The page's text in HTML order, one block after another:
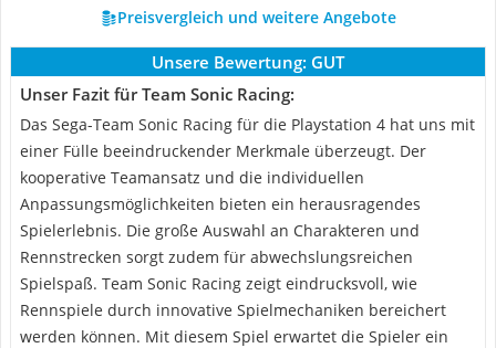
Preisvergleich und weitere Angebote
Unsere Bewertung: GUT
Unser Fazit für Team Sonic Racing:
Das Sega-Team Sonic Racing für die Playstation 4 hat uns mit
einer Fülle beeindruckender Merkmale überzeugt. Der
kooperative Teamansatz und die individuellen
Anpassungsmöglichkeiten bieten ein herausragendes
Spielerlebnis. Die große Auswahl an Charakteren und
Rennstrecken sorgt zudem für abwechslungsreichen
Spielspaß. Team Sonic Racing zeigt eindrucksvoll, wie
Rennspiele durch innovative Spielmechaniken bereichert
werden können. Mit diesem Spiel erwartet die Spieler ein